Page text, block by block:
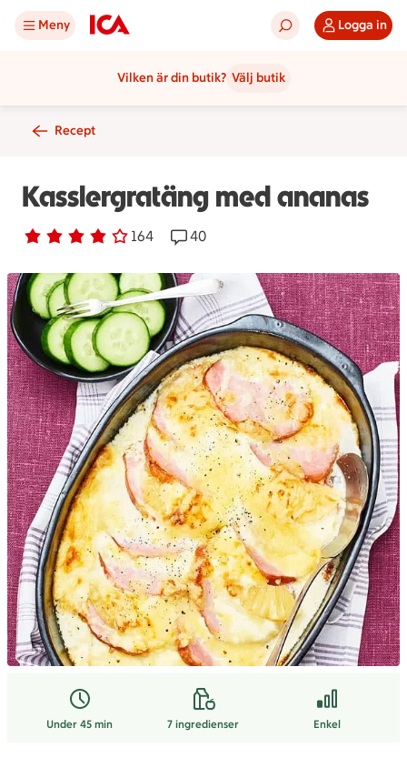
Meny Logga in
Vilken är din butik? Välj butik
Recept
Kasslergratäng med ananas
Betyg 4 av 5. 164
164 personer har röstatReceptet har 40 kommentarer
40
Under 45 min 7ingredienser Enkel